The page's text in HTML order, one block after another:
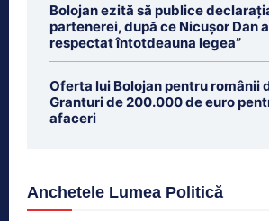
Bolojan ezită să publice
partenerei, după ce Nicușor Dan
respectat întotdeauna legea”
Oferta lui Bolojan pentru românii
Granturi de 200.000 de euro
afaceri
Anchetele Lumea Politică